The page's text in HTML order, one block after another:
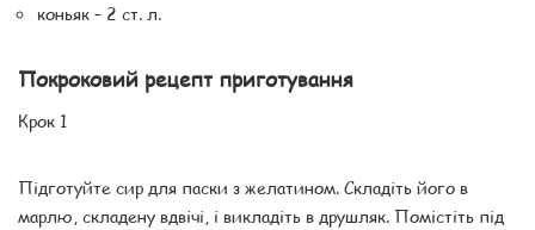
коньяк – 2 ст. л.
Покроковий рецепт приготування
Крок 1
Підготуйте сир для паски з желатином. Складіть його в
марлю, складену вдвічі, і викладіть в друшляк. Помістіть під